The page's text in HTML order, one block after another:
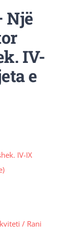
Një
IV-
e
IV-IX
/ Rani